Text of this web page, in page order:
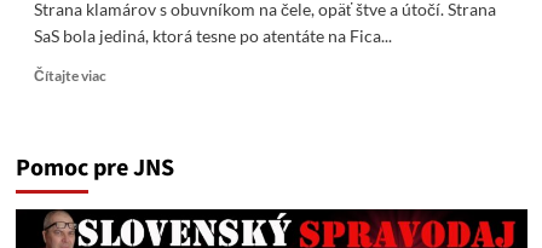
Strana klamárov s obuvníkom na čele, opäť štve a útočí. Strana
SaS bola jediná, ktorá tesne po atentáte na Fica...
Čítajte viacRead
klamárov
obuvníkom
na
Pomoc pre JNS